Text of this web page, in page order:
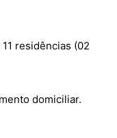
residências (02
domiciliar.